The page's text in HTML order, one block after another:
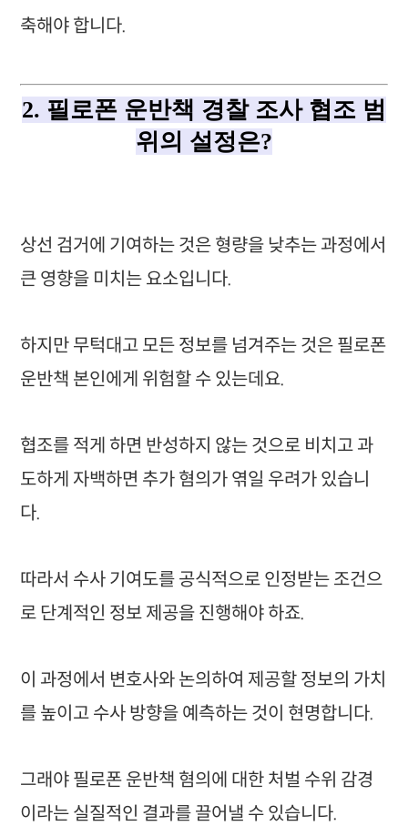
축해야 합니다.
2. 필로폰 운반책 경찰 조사 협조 범
위의 설정은?
상선 검거에 기여하는 것은 형량을 낮추는 과정에서
큰 영향을 미치는 요소입니다.
하지만 무턱대고 모든 정보를 넘겨주는 것은 필로폰
운반책 본인에게 위험할 수 있는데요.
협조를 적게 하면 반성하지 않는 것으로 비치고 과
도하게 자백하면 추가 혐의가 엮일 우려가 있습니
다.
따라서 수사 기여도를 공식적으로 인정받는 조건으
로 단계적인 정보 제공을 진행해야 하죠.
이 과정에서 변호사와 논의하여 제공할 정보의 가치
를 높이고 수사 방향을 예측하는 것이 현명합니다.
그래야 필로폰 운반책 혐의에 대한 처벌 수위 감경
이라는 실질적인 결과를 끌어낼 수 있습니다.